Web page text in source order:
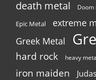
death metal Doom
Epic Metal extreme
Greek Metal
hard rock heavy
iron maiden